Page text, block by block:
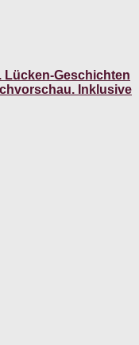
Lücken-Geschichten
Inklusive